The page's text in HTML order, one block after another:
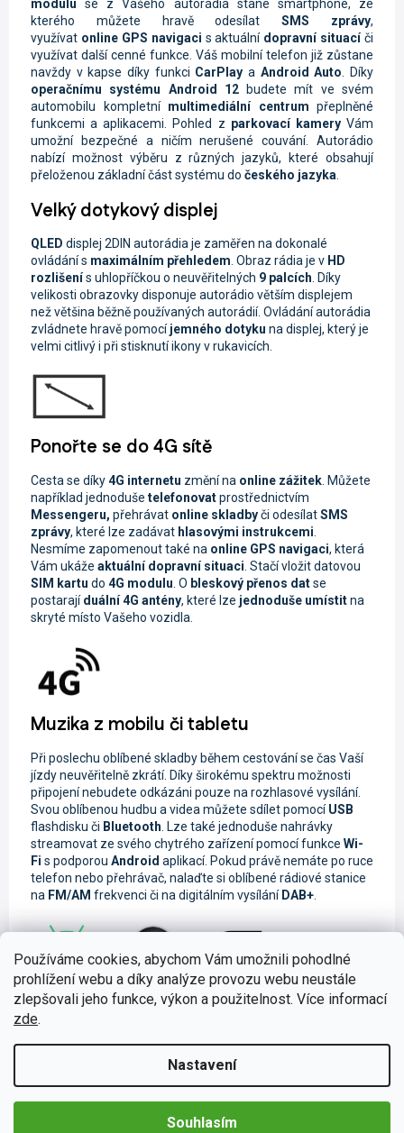
Používáme cookies, abychom Vám umožnili pohodlné
prohlížení webu a díky analýze provozu webu neustále
zlepšovali jeho funkce, výkon a použitelnost. Více informací
zde.
Nastavení
Souhlasím
modulu se z Vašeho autorádia stane smartphone, ze
kterého můžete hravě odesílatSMS zprávy,
využívat online GPS navigaci s aktuální dopravní situacíči
využívat další cenné funkce. Váš mobilní telefon již zůstane
navždy v kapse díky funkci CarPlay a Android Auto . Díky
operačnímu systému Android 12budete mít ve svém
automobilu kompletní multimediální centrum přeplněné
funkcemi a aplikacemi. Pohled z parkovací kameryVám
umožní bezpečné a ničím nerušené couvání. Autorádio
nabízí možnost výběru z různých jazyků, které obsahují
přeloženou základní část systému do českého jazyka
Velký dotykový displej
QLED displej 2DIN autorádia je zaměřen na dokonalé
ovládání s maximálním přehledem. Obraz rádia je v HD
rozlišenís uhlopříčkou o neuvěřitelných 9 palcích. Díky
velikosti obrazovky disponuje autorádio větším displejem
než většina běžně používaných autorádií. Ovládání autorádia
zvládnete hravě pomocíjemného dotyku na displej, který je
velmi citlivý i při stisknutí ikony v rukavicích.
Ponořte se do 4G sítě
Cesta se díky4G internetu změní na online zážitek . Můžete
například jednoduše telefonovatprostřednictvím
Messengeru, přehrávat online skladbyči odesílatSMS
zprávy, které lze zadávat hlasovými instrukcemi
Nesmíme zapomenout také na online GPS navigaci, která
Vám ukáže aktuální dopravní situaci . Stačí vložit datovou
SIM kartu do 4G modulu . O bleskový přenos datse
postarajíduální 4G antény, které lze jednoduše umístitna
skryté místo Vašeho vozidla.
Muzika z mobilu či tabletu
Při poslechu oblíbené skladby během cestování se čas Vaší
jízdy neuvěřitelně zkrátí. Díky širokému spektru možnosti
připojení nebudete odkázáni pouze na rozhlasové vysílání.
Svou oblíbenou hudbu a videa můžete sdílet pomocíUSB
flashdisku či Bluetooth . Lze také jednoduše nahrávky
streamovat ze svého chytrého zařízení pomocí funkce Wi-
Fi s podporou Android aplikací. Pokud právě nemáte po ruce
telefon nebo přehrávač, nalaďte si oblíbené rádiové stanice
na FM/AM frekvenci či na digitálním vysílání DAB+
Ovládání telefonu pomocí CarPlay a
Android Auto
. Jednoduše si spárujete svůj mobilní
telefon s autorádiem a můžete si hravě zrcadlit obrazovku
nadispleji autorádia. Také si můžete vyřizovat svéhovory
messengeru. Samozřejmostí je také